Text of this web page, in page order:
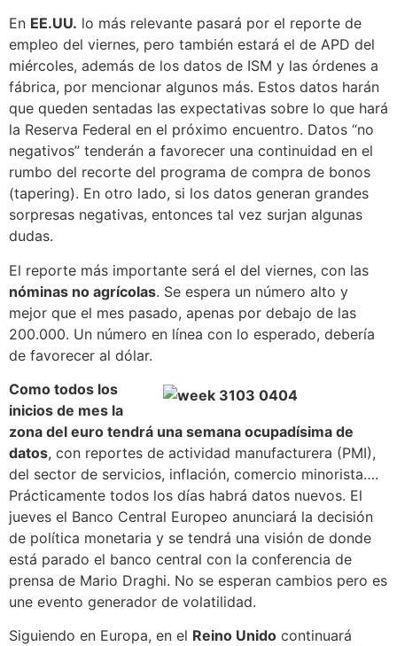
En EE.UU. lo más relevante pasará por el reporte de
empleo del viernes, pero también estará el de APD del
miércoles, además de los datos de ISM y las órdenes a
fábrica, por mencionar algunos más. Estos datos harán
que queden sentadas las expectativas sobre lo que hará
la Reserva Federal en el próximo encuentro. Datos “no
negativos” tenderán a favorecer una continuidad en el
rumbo del recorte del programa de compra de bonos
(tapering). En otro lado, si los datos generan grandes
sorpresas negativas, entonces tal vez surjan algunas
dudas.
El reporte más importante será el del viernes, con las
nóminas no agrícolas. Se espera un número alto y
mejor que el mes pasado, apenas por debajo de las
200.000. Un número en línea con lo esperado, debería
de favorecer al dólar.
Como todos los
inicios de mes la
zona del euro tendrá una semana ocupadísima de
datos, con reportes de actividad manufacturera (PMI),
del sector de servicios, inflación, comercio minorista….
Prácticamente todos los días habrá datos nuevos. El
jueves el Banco Central Europeo anunciará la decisión
de política monetaria y se tendrá una visión de donde
está parado el banco central con la conferencia de
prensa de Mario Draghi. No se esperan cambios pero es
une evento generador de volatilidad.
Siguiendo en Europa, en el Reino Unido continuará